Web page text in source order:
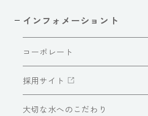
インフォメーショント
コーポレート
採用サイト
大切な水へのこだわり